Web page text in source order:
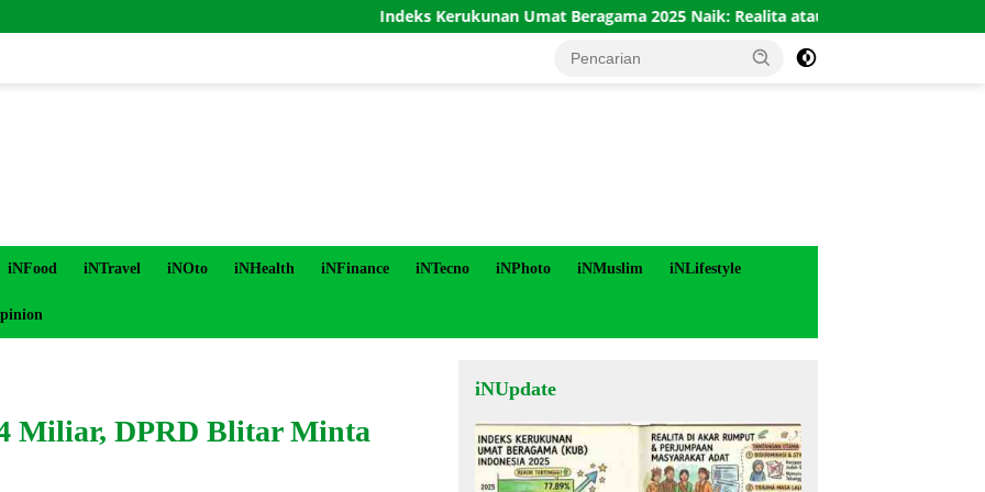
Indeks Kerukunan Umat Beragama 2025 Naik: Realita atau Angka?
iNFood iNTravel iNOto iNHealth iNFinance iNTecno iNPhoto iNMuslim iNLifestyle
Miliar, DPRD Blitar Minta
iNUpdate